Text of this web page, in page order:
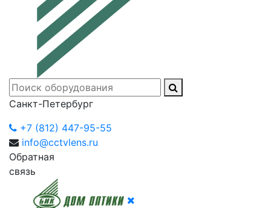
Санкт-Петербург
+7 (812) 447-95-55
info@cctvlens.ru
Обратная
связь